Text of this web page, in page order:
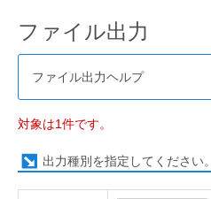
ファイル出力
ファイル出力ヘルプ
対象は1件です。
出力種別を指定してください。